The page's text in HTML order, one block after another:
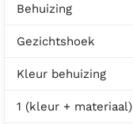
Behuizing
Gezichtshoek
Kleur behuizing
1 (kleur + materiaal)